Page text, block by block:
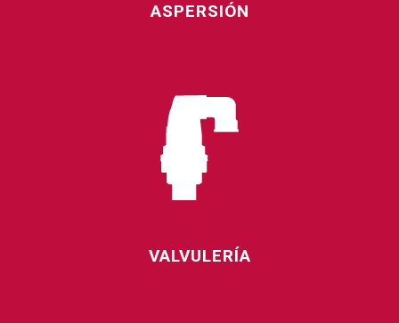
ASPERSIÓN
VALVULERÍA